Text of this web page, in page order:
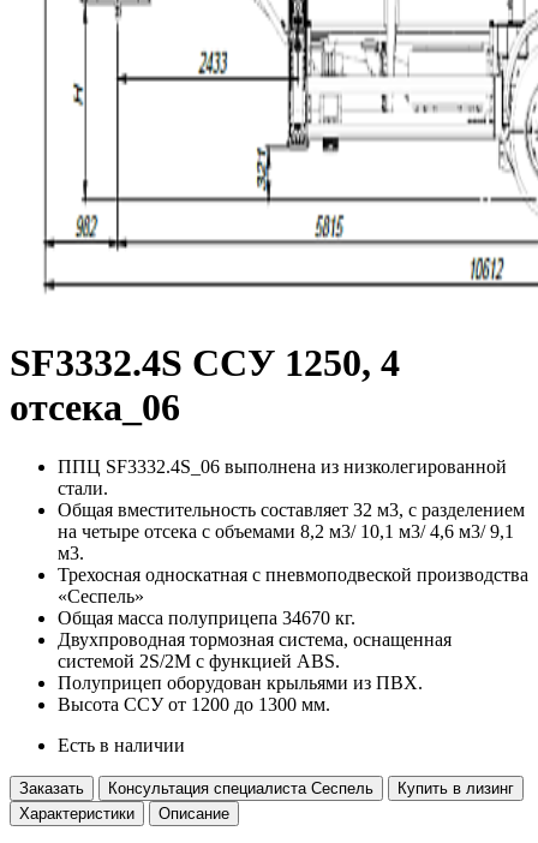
SF3332.4S ССУ 1250, 4
отсека_06
ППЦ SF3332.4S_06 выполнена из низколегированной
стали.
Общая вместительность составляет 32 м3, с разделением
на четыре отсека с объемами 8,2 м3/ 10,1 м3/ 4,6 м3/ 9,1
м3.
Трехосная односкатная с пневмоподвеской производства
«Сеспель»
Общая масса полуприцепа 34670 кг.
Двухпроводная тормозная система, оснащенная
системой 2S/2M с функцией ABS.
Полуприцеп оборудован крыльями из ПВХ.
Высота ССУ от 1200 до 1300 мм.
Есть в наличии
Заказать Консультация специалиста Сеспель
Купить в лизинг
Характеристики
Описание